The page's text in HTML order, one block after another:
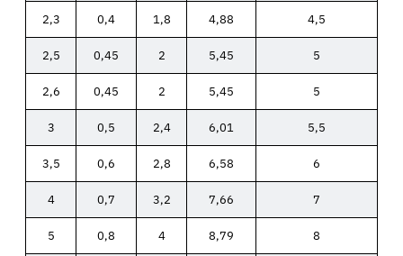
2,3 0,4 1,8 4,88 4,5
2,5 0,45 2 5,45 5
2,6 0,45 2 5,45 5
3 0,5 2,4 6,01 5,5
3,5 0,6 2,8 6,58 6
4 0,7 3,2 7,66 7
5 0,8 4 8,79 8